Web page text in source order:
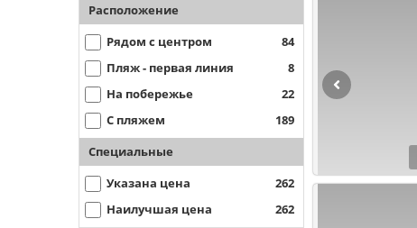
Расположение
Рядом с центром
84
Пляж - первая линия
8
На побережье
22
С пляжем
189
Специальные
Указана цена
262
Наилучшая цена
262